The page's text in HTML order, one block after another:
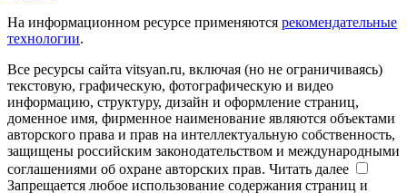
На информационном ресурсе применяются рекомендательные
технологии.
Все ресурсы сайта vitsyan.ru, включая (но не ограничиваясь)
текстовую, графическую, фотографическую и видео
информацию, структуру, дизайн и оформление страниц,
доменное имя, фирменное наименование являются объектами
авторского права и прав на интеллектуальную собственность,
защищены российским законодательством и международными
соглашениями об охране авторских прав. Читать далее
Запрещается любое использование содержания страниц и